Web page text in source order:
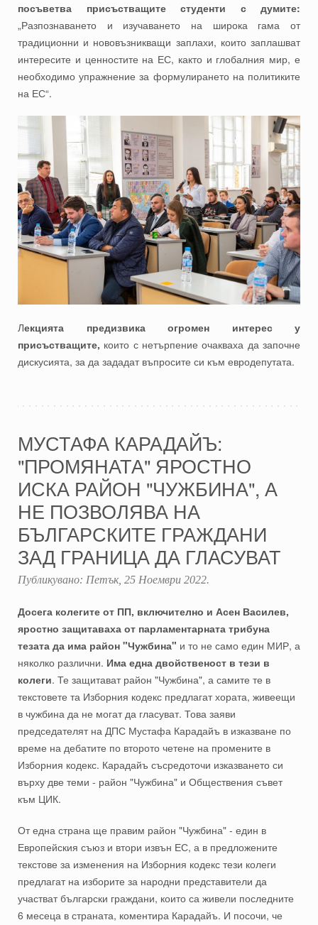
посъветва присъстващите студенти с думите:
„Разпознаването и изучаването на широка гама от
традиционни и нововъзникващи заплахи, които заплашват
интересите и ценностите на ЕС, както и глобалния мир, е
необходимо упражнение за формулирането на политиките
на ЕС“.
Лекцията предизвика огромен интерес у
присъстващите, които с нетърпение очакваха да започне
дискусията, за да зададат въпросите си към евродепутата.
МУСТАФА КАРАДАЙЪ:
"ПРОМЯНАТА" ЯРОСТНО
ИСКА РАЙОН "ЧУЖБИНА", А
НЕ ПОЗВОЛЯВА НА
БЪЛГАРСКИТЕ ГРАЖДАНИ
ЗАД ГРАНИЦА ДА ГЛАСУВАТ
Публикувано: Петък, 25 Ноември 2022.
Досега колегите от ПП, включително и Асен Василев,
яростно защитаваха от парламентарната трибуна
тезата да има район "Чужбина" и то не само един МИР, а
няколко различни. Има една двойственост в тези в
колеги. Те защитават район "Чужбина", а самите те в
текстовете та Изборния кодекс предлагат хората, живеещи
в чужбина да не могат да гласуват. Това заяви
председателят на ДПС Мустафа Карадайъ в изказване по
време на дебатите по второто четене на промените в
Изборния кодекс. Карадайъ съсредоточи изказването си
върху две теми - район "Чужбина" и Обществения съвет
към ЦИК.
От една страна ще правим район "Чужбина" - един в
Европейския съюз и втори извън ЕС, а в предложените
текстове за изменения на Изборния кодекс тези колеги
предлагат на изборите за народни представители да
участват български граждани, които са живели последните
6 месеца в страната, коментира Карадайъ. И посочи, че